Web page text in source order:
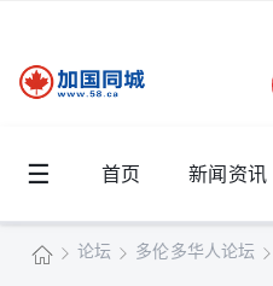
☰ 首页 新闻资讯
论坛 多伦多华人论坛